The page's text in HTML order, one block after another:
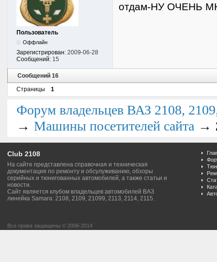
Пользователь
Оффлайн
Зарегистрирован: 2009-06-28
Сообщений: 15
отдам-НУ ОЧЕНЬ
Сообщений 16
Страницы
1
Форум владельцев ВАЗ 2108,
→ Машины посетителей сайта →
Club 2108
На сайте представлена справочная и техническая
документация по ремонту и обсулуживанию, обзоры
серийных и тюнигованных автомобилей, а также статьи и
новости.
Сайт является клубом владельцев автомобилей ВАЗ
линейка Samara: 2108, 2109, 21099, 2113, 2114, 2115.
Все права защищены © 2006-2014